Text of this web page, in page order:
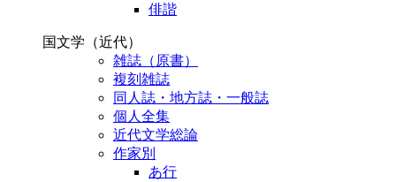
俳諧
国文学（近代）
雑誌（原書）
複刻雑誌
同人誌・地方誌・一般誌
個人全集
近代文学総論
作家別
あ行